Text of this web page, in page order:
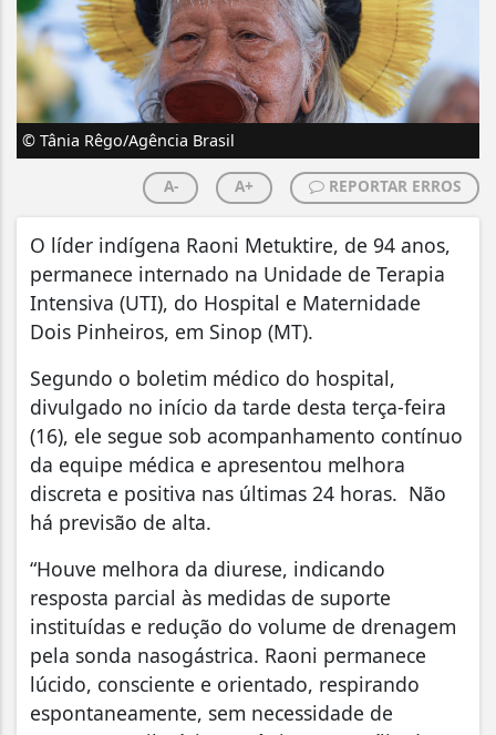
© Tânia Rêgo/Agência Brasil
A- A+ REPORTAR ERROS
O líder indígena Raoni Metuktire, de 94 anos,
permanece internado na Unidade de Terapia
Intensiva (UTI), do Hospital e Maternidade
Dois Pinheiros, em Sinop (MT).
Segundo o boletim médico do hospital,
divulgado no início da tarde desta terça-feira
(16), ele segue sob acompanhamento contínuo
da equipe médica e apresentou melhora
discreta e positiva nas últimas 24 horas. Não
há previsão de alta.
“Houve melhora da diurese, indicando
resposta parcial às medidas de suporte
instituídas e redução do volume de drenagem
pela sonda nasogástrica. Raoni permanece
lúcido, consciente e orientado, respirando
espontaneamente, sem necessidade de